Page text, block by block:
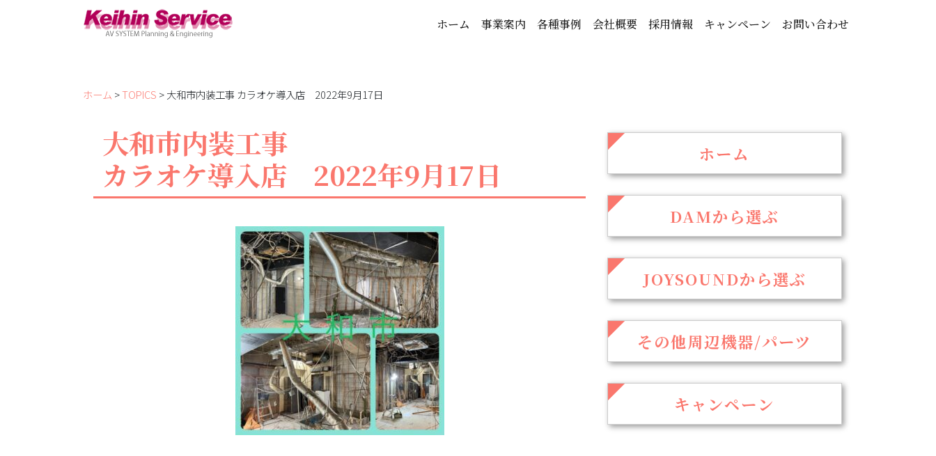
ホーム 事業案内 各種事例 会社概要 採用情報 キャンペーン お問い合わせ
ホーム >TOPICS > 大和市内装工事 カラオケ導入店 2022年9月17日
大和市内装工事
カラオケ導入店 2022年9月17日
ホーム
DAMから選ぶ
JOYSOUNDから選ぶ
その他周辺機器/パーツ
キャンペーン